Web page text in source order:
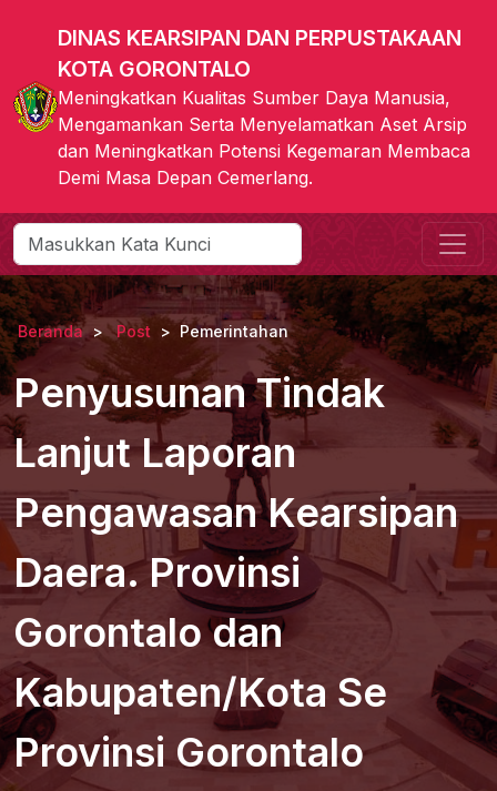
DINAS KEARSIPAN DAN PERPUSTAKAAN
KOTA GORONTALO
Meningkatkan Kualitas Sumber Daya Manusia,
Mengamankan Serta Menyelamatkan Aset Arsip
dan Meningkatkan Potensi Kegemaran Membaca
Demi Masa Depan Cemerlang.
Beranda Post Pemerintahan
Penyusunan Tindak
Lanjut Laporan
Pengawasan Kearsipan
Daera. Provinsi
Gorontalo dan
Kabupaten/Kota Se
Provinsi Gorontalo